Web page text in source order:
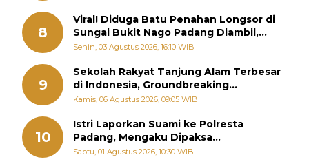
8
Viral! Diduga Batu Penahan Longsor di
Sungai Bukit Nago Padang Diambil,
Warga Khawatir Bencana Terulang
Senin, 03 Agustus 2026, 16:10 WIB
9
Sekolah Rakyat Tanjung Alam Terbesar
di Indonesia, Groundbreaking
September
Kamis, 06 Agustus 2026, 09:05 WIB
10
Istri Laporkan Suami ke Polresta
Padang, Mengaku Dipaksa
Berhubungan dengan Pria Lain
Sabtu, 01 Agustus 2026, 10:30 WIB